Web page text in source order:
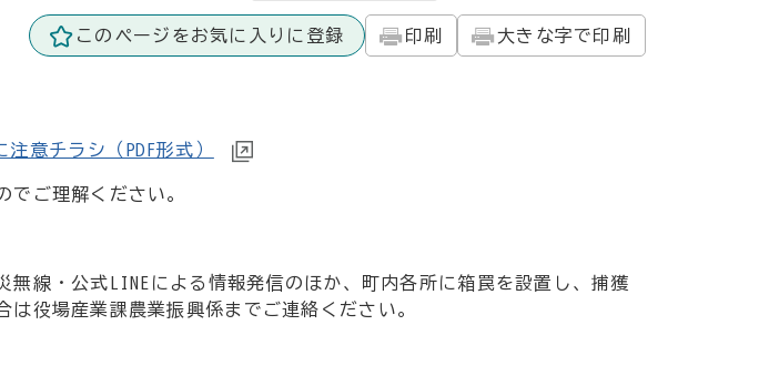
このページをお気に入りに登録 印刷 大きな字で印刷
注意チラシ（PDF形式）
ご理解ください。
線・公式LINEによる情報発信のほか、町内各所に箱罠を設置し、捕獲
役場産業課農業振興係までご連絡ください。